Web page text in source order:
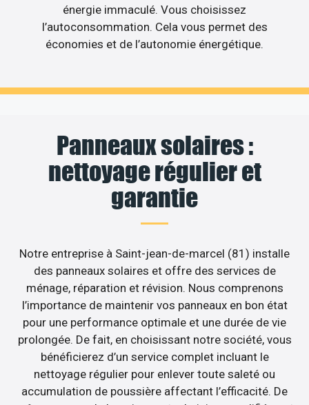
énergie immaculé. Vous choisissez
l’autoconsommation. Cela vous permet des
économies et de l’autonomie énergétique.
Panneaux solaires :
nettoyage régulier et
garantie
Notre entreprise à Saint-jean-de-marcel (81) installe
des panneaux solaires et offre des services de
ménage, réparation et révision. Nous comprenons
l’importance de maintenir vos panneaux en bon état
pour une performance optimale et une durée de vie
prolongée. De fait, en choisissant notre société, vous
bénéficierez d’un service complet incluant le
nettoyage régulier pour enlever toute saleté ou
accumulation de poussière affectant l’efficacité. De